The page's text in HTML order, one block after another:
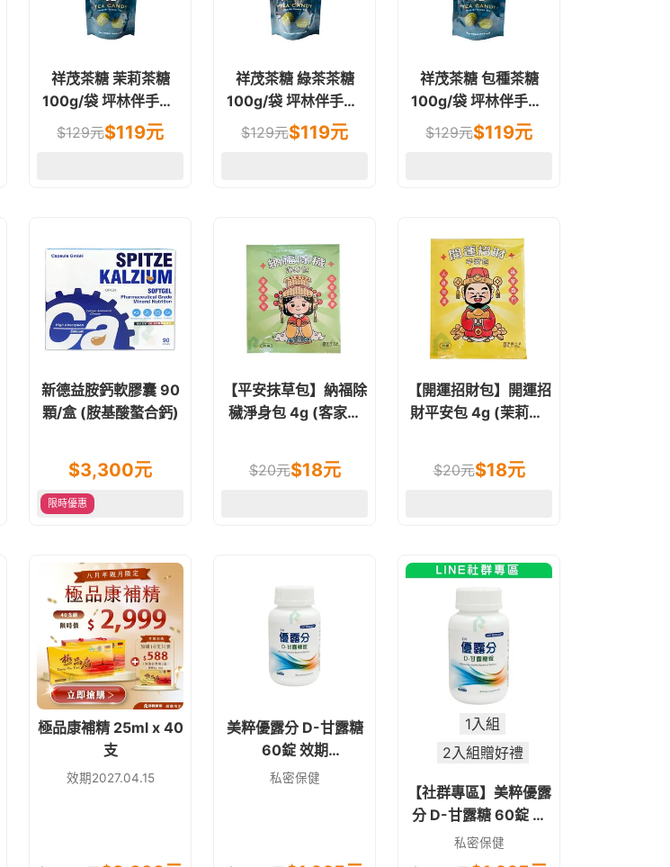
祥茂茶糖 茉莉茶糖
100g/袋 坪林伴手禮.
過年送禮
$129元$119元
祥茂茶糖 綠茶茶糖
100g/袋 坪林伴手禮.
過年送禮
$129元$119元
祥茂茶糖 包種茶糖
100g/袋 坪林伴手禮.
過年送禮
$129元$119元
新德益胺鈣軟膠囊 90
顆/盒 (胺基酸螯合鈣)
$3,300元
限時優惠
【平安抹草包】納福除
穢淨身包 4g (客家抹
枝)
$20元$18元
【開運招財包】開運招
財平安包 4g (茉莉花.
葉.開運竹葉.桂枝)
$20元$18元
極品康補精 25ml x 40
支
效期2027.04.15
美粹優露分 D-甘露糖
60錠 效期
2029.04.29
私密保健
1入組
2入組贈好禮
【社群專區】美粹優露
分 D-甘露糖 60錠 效
期2029.04.29
私密保健